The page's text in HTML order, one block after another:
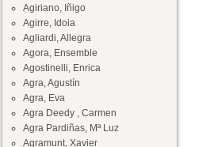
Agiriano, Iñigo
Agirre, Idoia
Agliardi, Allegra
Agora, Ensemble
Agostinelli, Enrica
Agra, Agustín
Agra, Eva
Agra Deedy , Carmen
Agra Pardiñas, Mª Luz
Agramunt, Xavier